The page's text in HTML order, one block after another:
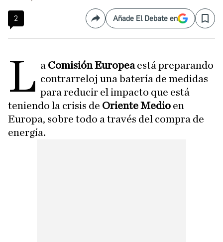
2 CompartirAñade El Debate en Save
L a Comisión Europeaestá preparando
contrarreloj una batería de medidas
para reducir el impacto que está
teniendo la crisis de Oriente Medio en
Europa, sobre todo a través del compra de
energía.